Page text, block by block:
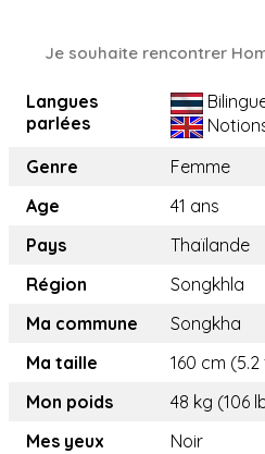
Je souhaite rencontrer
Langues
parlées
Genre
Femme
Age
41 ans
Pays
Thaïlande
Région
Songkhla
Ma commune
Songkha
Ma taille
160 cm
Mon poids
48 kg (106
Mes yeux
Noir